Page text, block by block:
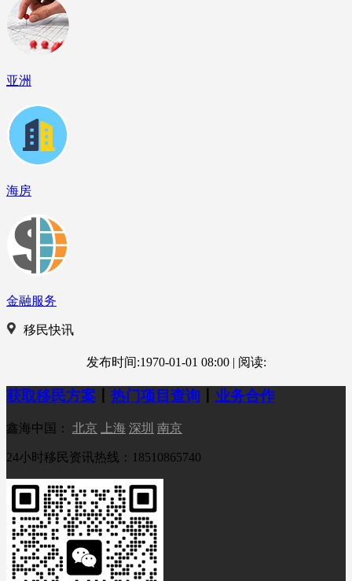
亚洲
海房
金融服务
移民快讯
发布时间:1970-01-01 08:00 | 阅读:
获取移民方案 热门项目查询 业务合作
鑫海中国： 北京 上海 深圳 南京
24小时移民资讯热线：18510865740